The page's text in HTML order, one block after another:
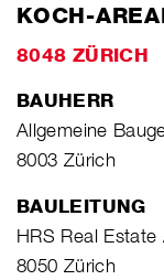
KOCH-
8048 ZÜRICH
BAUHERR
Allgemeine
8003 Zürich
BAULEITUNG
HRS Real Estate
8050 Zürich